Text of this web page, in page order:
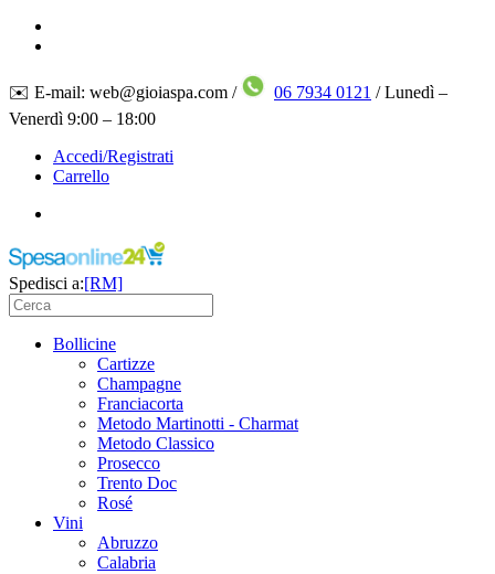
✉️ E-mail: web@gioiaspa.com / 06 7934 0121 / Lunedì –
Venerdì 9:00 – 18:00
Accedi/Registrati
Carrello
Spedisci a:[RM]
Bollicine
Cartizze
Champagne
Franciacorta
Metodo Martinotti - Charmat
Metodo Classico
Prosecco
Trento Doc
Rosé
Vini
Abruzzo
Calabria